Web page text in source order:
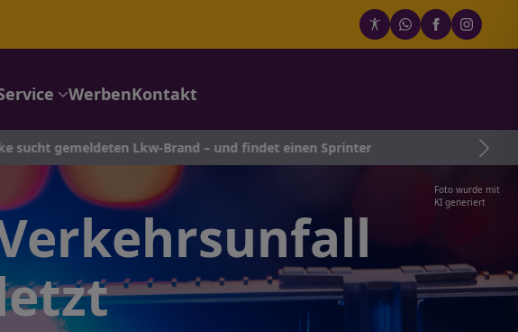
WerbenKontakt
Lkw-Brand – und findet einen Sprinter
Foto wurde mit
KI generiert